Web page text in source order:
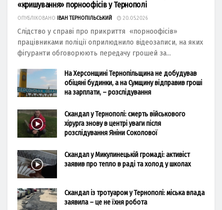
«кришування» порноофісів у Тернополі
ОПУБЛІКОВАНО ІВАН ТЕРНОПІЛЬСЬКИЙ 20.05.2026
Слідство у справі про прикриття «порноофісів»
працівниками поліції оприлюднило відеозаписи, на яких
фігуранти обговорюють передачу грошей за...
На Херсонщині Тернопільщина не добудував
обіцяні будинки, а на Сумщину відправив гроші
на зарплати, – розслідування
Скандал у Тернополі: смерть військового
хірурга знову в центрі уваги після
розслідування Яніни Соколової
Скандал у Микулинецькій громаді: активіст
заявив про тепло в раді та холод у школах
Скандал із тротуаром у Тернополі: міська влада
заявила – це не їхня робота